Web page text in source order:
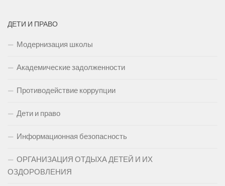
ДЕТИ И ПРАВО
Модернизация школы
Академические задолженности
Противодействие коррупции
Дети и право
Информационная безопасность
ОРГАНИЗАЦИЯ ОТДЫХА ДЕТЕЙ И ИХ
ОЗДОРОВЛЕНИЯ